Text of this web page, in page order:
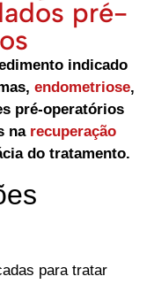
pré-
indicado
endometriose,
pré-operatórios
na recuperação
do tratamento.
para tratar